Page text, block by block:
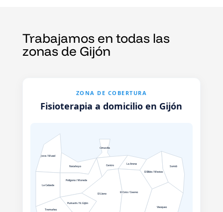
Trabajamos en todas las
zonas de Gijón
ZONA DE COBERTURA
Fisioterapia a domicilio en Gijón
Jove / Musel
La Calzada
Natahoyo
Polígono / Moreda
Cimavilla
Centro La Arena
El Bibio / Mestas
Somió
Tremañes
Pumarín / N. Gijón
El Llano El Coto / Ceares
Viesques